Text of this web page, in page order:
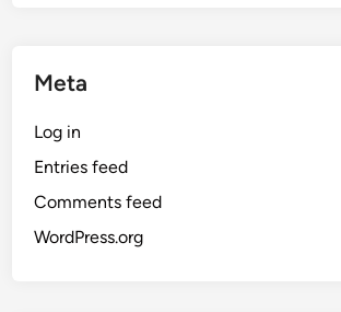
Meta
Log in
Entries feed
Comments feed
WordPress.org